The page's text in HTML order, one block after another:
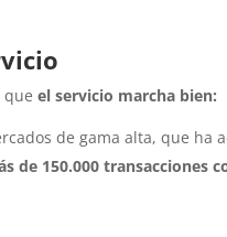
queel servicio marcha bien:
de gama alta, que ha
de 150.000 transacciones